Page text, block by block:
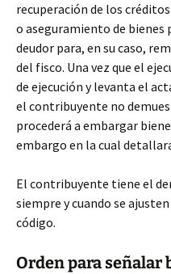
recuperación de los
o aseguramiento de
deudor para, en su caso,
del fisco. Una vez que el
de ejecución y levanta el
el contribuyente no
procederá a embargar
embargo en la cual
El contribuyente tiene el
siempre y cuando se
código.
Orden para señalar